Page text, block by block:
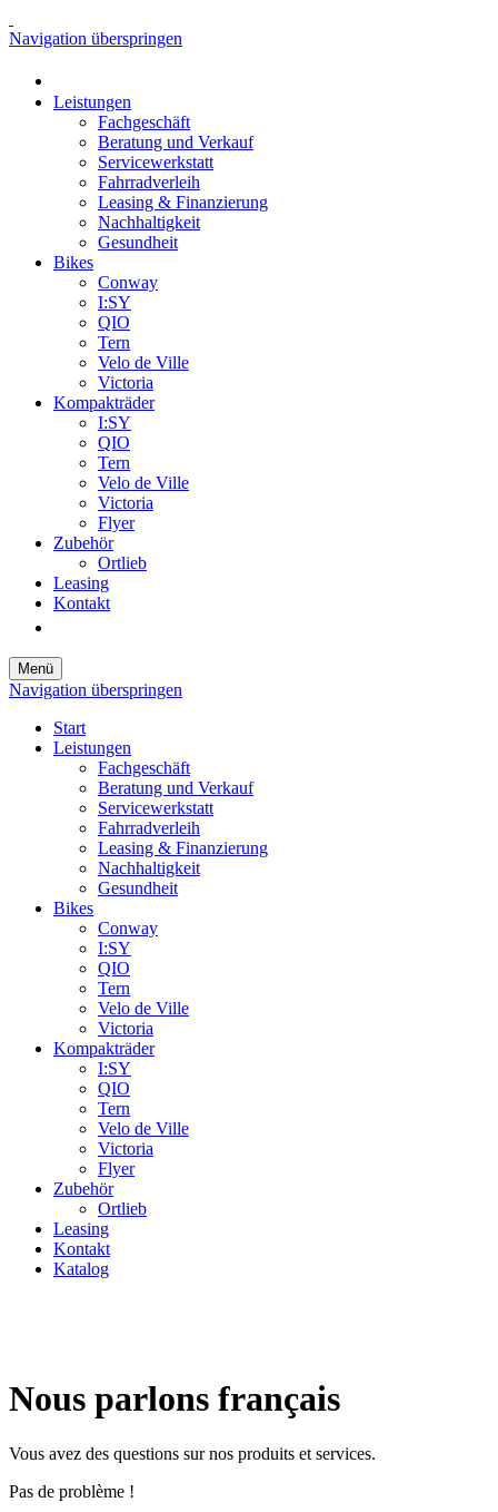
Navigation überspringen
Leistungen
Fachgeschäft
Beratung und Verkauf
Servicewerkstatt
Fahrradverleih
Leasing & Finanzierung
Nachhaltigkeit
Gesundheit
Bikes
Conway
I:SY
QIO
Tern
Velo de Ville
Victoria
Kompakträder
I:SY
QIO
Tern
Velo de Ville
Victoria
Flyer
Zubehör
Ortlieb
Leasing
Kontakt
Menü
Navigation überspringen
Start
Leistungen
Fachgeschäft
Beratung und Verkauf
Servicewerkstatt
Fahrradverleih
Leasing & Finanzierung
Nachhaltigkeit
Gesundheit
Bikes
Conway
I:SY
QIO
Tern
Velo de Ville
Victoria
Kompakträder
I:SY
QIO
Tern
Velo de Ville
Victoria
Flyer
Zubehör
Ortlieb
Leasing
Kontakt
Katalog
Nous parlons français
Vous avez des questions sur nos produits et services.
Pas de problème !